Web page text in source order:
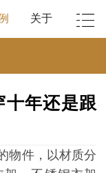
关于
十年还是跟
物件，以材质分